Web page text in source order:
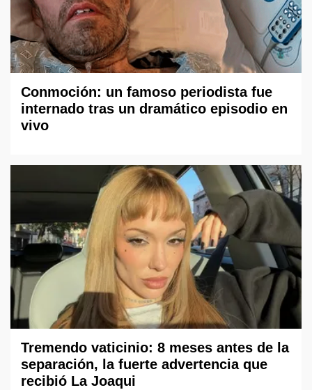
Conmoción: un famoso periodista fue
internado tras un dramático episodio en
vivo
Tremendo vaticinio: 8 meses antes de la
separación, la fuerte advertencia que
recibió La Joaqui